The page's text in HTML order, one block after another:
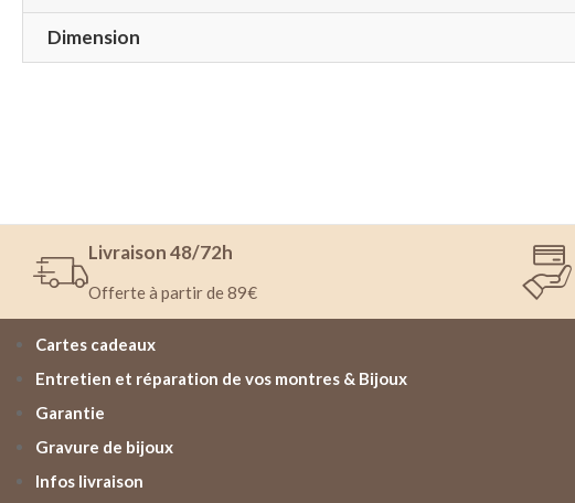
Dimension
Livraison 48/72h
Offerte à partir de 89€
Cartes cadeaux
Entretien et réparation de vos montres & Bijoux
Garantie
Gravure de bijoux
Infos livraison